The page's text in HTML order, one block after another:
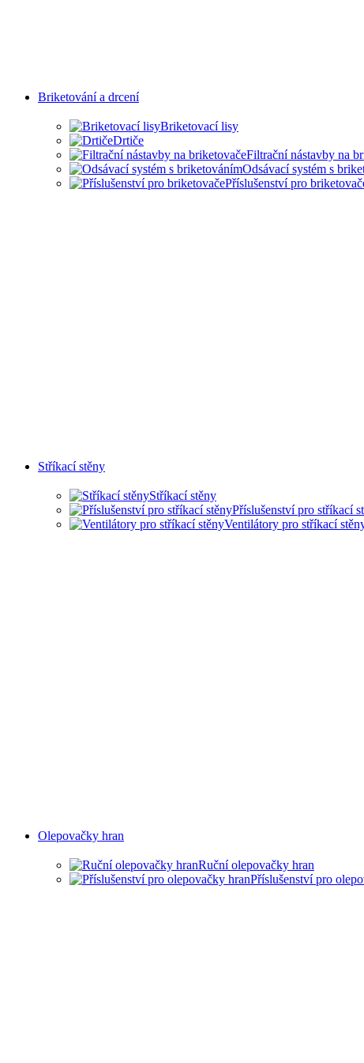
Briketování a drcení
Briketovací lisy
Drtiče
Filtrační nástavby na
Odsávací systém s
Příslušenství pro
Stříkací stěny
Stříkací stěny
Příslušenství pro stříkací
Ventilátory pro stříkací
Olepovačky hran
Ruční olepovačky hran
Příslušenství pro